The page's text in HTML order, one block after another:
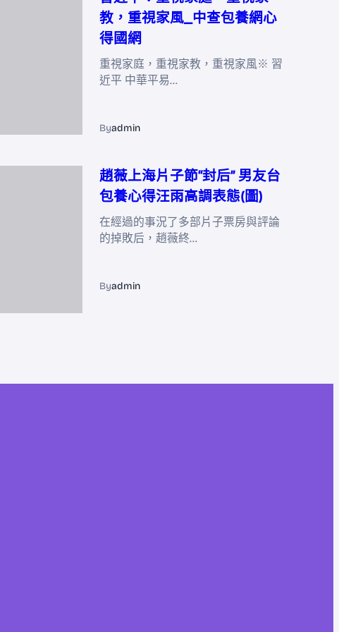
教，重視家風_中查包養網心
得國網
重視家庭，重視家教，重視家風※ 習
近平 中華平易…
Byadmin
趙薇上海片子節“封后” 男友台
包養心得汪雨高調表態(圖)
在經過的事況了多部片子票房與評論
的掉敗后，趙薇終…
Byadmin